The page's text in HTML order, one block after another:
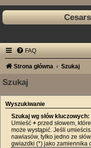
FAQ
Strona główna Szukaj
Szukaj
Wyszukiwanie
Szukaj wg słów kluczowych:
Umieść + przed słowem,
może wystąpić. Jeśli
nawiasów, tylko jedno ze
gwiazdki (*) jako zamiennika